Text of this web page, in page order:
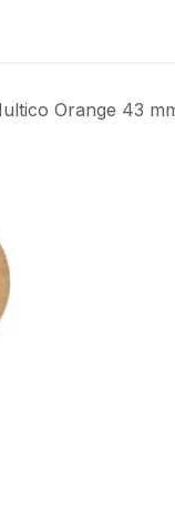
Orange 43